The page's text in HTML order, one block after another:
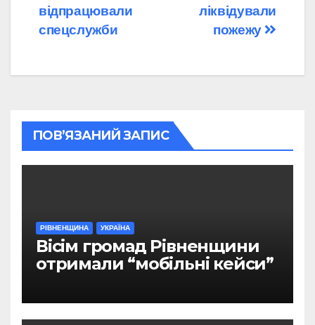
ліквідували
пожежу
відпрацювали
спецслужби
ПОВ’ЯЗАНИЙ ЗАПИС
РІВНЕНЩИНА УКРАЇНА
Вісім громад Рівненщини
отримали “мобільні кейси”